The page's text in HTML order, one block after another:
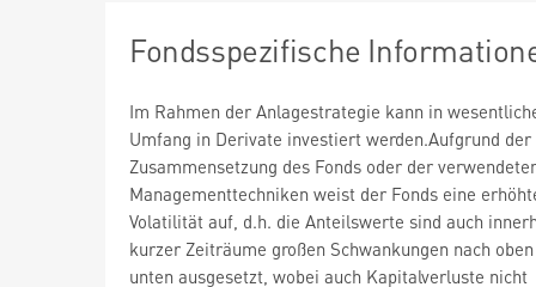
Fondsspezifische
Im Rahmen der Anlagestrategie kann in
Umfang in Derivate investiert werden.Aufgrund der
Zusammensetzung des Fonds oder der
Managementtechniken weist der Fonds eine
Volatilität auf, d.h. die Anteilswerte sind auch
kurzer Zeiträume großen Schwankungen nach
unten ausgesetzt, wobei auch Kapitalverluste nicht